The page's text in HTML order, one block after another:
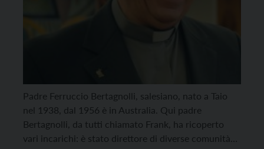
Padre Ferruccio Bertagnolli, salesiano, nato a Taio
nel 1938, dal 1956 è in Australia. Qui padre
Bertagnolli, da tutti chiamato Frank, ha ricoperto
vari incarichi: è stato direttore di diverse comunità